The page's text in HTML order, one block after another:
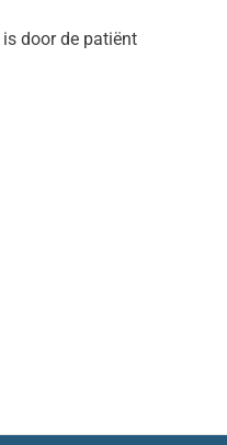
door de patiënt